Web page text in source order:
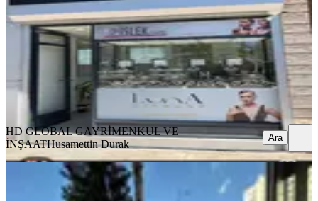
1 Oda·25 m²·Düz Giriş (Zemin)·14.07.2026
3.200.000 ₺
HD GLOBAL GAYRİMENKUL VE İNŞAATHusamettin Durak
HD GLOBAL GAYRİMENKUL VE
İNŞAATHusamettin Durak Ara
Araç Ve İnsan Trafiğinin En Yoğun
Olduğu Bölgede Cafe&restorant